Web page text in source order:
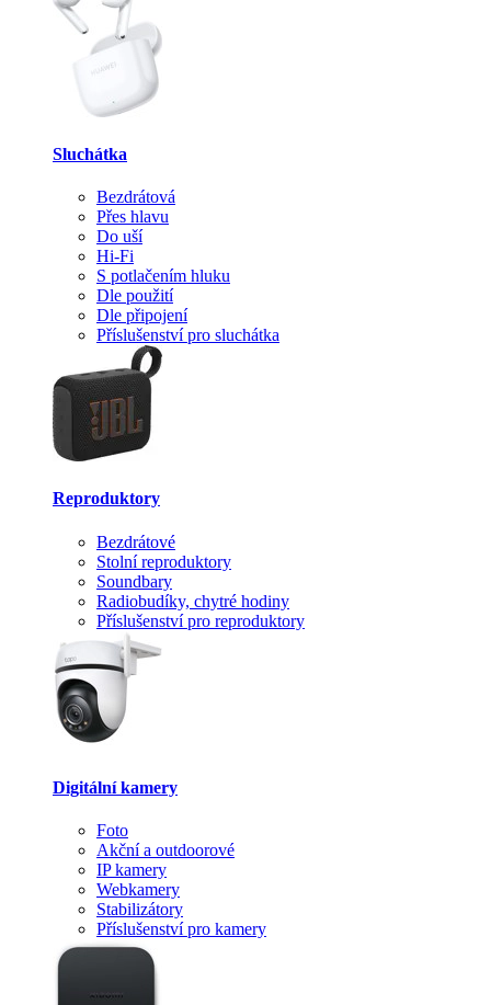
Sluchátka
Bezdrátová
Přes hlavu
Do uší
Hi-Fi
S potlačením hluku
Dle použití
Dle připojení
Příslušenství pro sluchátka
Reproduktory
Bezdrátové
Stolní reproduktory
Soundbary
Radiobudíky, chytré hodiny
Příslušenství pro reproduktory
Digitální kamery
Foto
Akční a outdoorové
IP kamery
Webkamery
Stabilizátory
Příslušenství pro kamery